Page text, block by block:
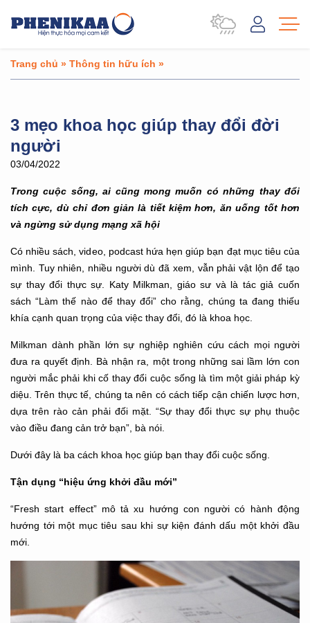
Trang chủ » Thông tin hữu ích »
3 mẹo khoa học giúp thay đổi đời
người
03/04/2022
Trong cuộc sống, ai cũng mong muốn có những thay đổi
tích cực, dù chỉ đơn giản là tiết kiệm hơn, ăn uống tốt hơn
và ngừng sử dụng mạng xã hội
Có nhiều sách, video, podcast hứa hẹn giúp bạn đạt mục tiêu của
mình. Tuy nhiên, nhiều người dù đã xem, vẫn phải vật lộn để tạo
sự thay đổi thực sự. Katy Milkman, giáo sư và là tác giả cuốn
sách “Làm thế nào để thay đổi” cho rằng, chúng ta đang thiếu
khía cạnh quan trọng của việc thay đổi, đó là khoa học.
Milkman dành phần lớn sự nghiệp nghiên cứu cách mọi người
đưa ra quyết định. Bà nhận ra, một trong những sai lầm lớn con
người mắc phải khi cố thay đổi cuộc sống là tìm một giải pháp kỳ
diệu. Trên thực tế, chúng ta nên có cách tiếp cận chiến lược hơn,
dựa trên rào cản phải đối mặt. “Sự thay đổi thực sự phụ thuộc
vào điều đang cản trở bạn”, bà nói.
Dưới đây là ba cách khoa học giúp bạn thay đổi cuộc sống.
Tận dụng “hiệu ứng khởi đầu mới”
“Fresh start effect” mô tả xu hướng con người có hành động
hướng tới một mục tiêu sau khi sự kiện đánh dấu một khởi đầu
mới.